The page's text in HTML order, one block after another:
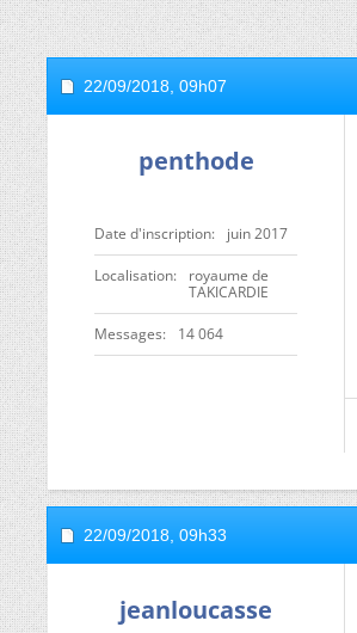
22/09/2018, 09h07
penthode
Date d'inscription juin 2017
Localisation
royaume de
TAKICARDIE
Messages 14 064
22/09/2018, 09h33
jeanloucasse